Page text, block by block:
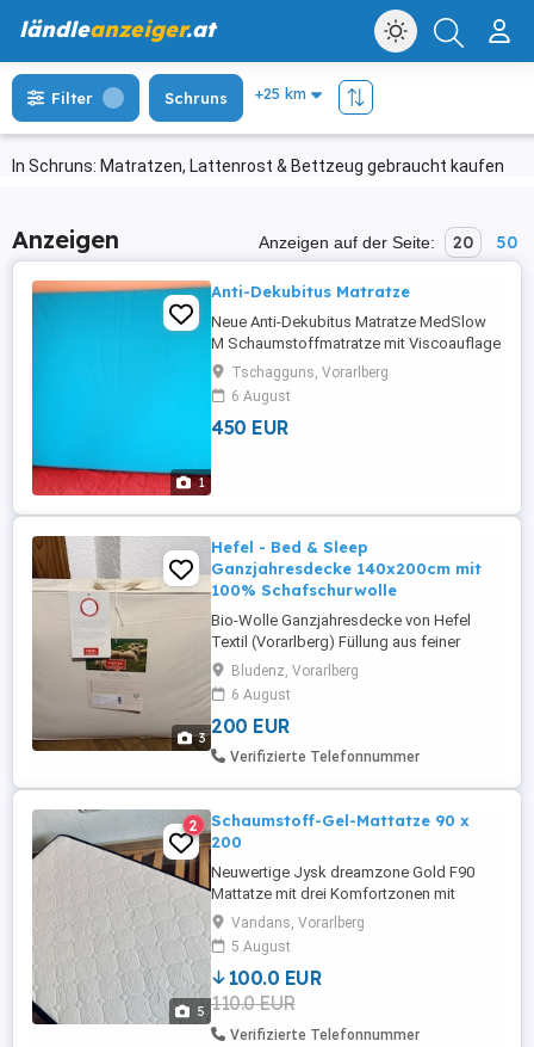
ländleanzeiger.at
In Schruns: Matratzen, Lattenrost & Bettzeug gebraucht kaufen
Filter Schruns
Anzeigen Anzeigen auf der Seite: 20 50
1
Anti-Dekubitus Matratze
Neue Anti-Dekubitus Matratze MedSlow
M Schaumstoffmatratze mit Viscoauflage
und Randzonenverstärkung, 200x90x13
bis Stadium Grad lll nach EPUAP inkl. Bi-
Inkontinenzbezug Made in Austria
Neupreis EUR 737.-
Tschagguns, Vorarlberg
6 August
450 EUR
3
Hefel - Bed & Sleep
Ganzjahresdecke 140x200cm mit
100% Schafschurwolle
Bio-Wolle Ganzjahresdecke von Hefel
Textil (Vorarlberg) Füllung aus feiner
Schafschurwolle Bio-Baumwolle-Gewebe
Hohe Selbstreinigungskraft dank Lanolin
Atmungsaktiv und bauschig Warm und
anschmiegsam Größe: 140x200cm
Originalverpackt Originalpreis 270 Euro
zwei ...
Bludenz, Vorarlberg
6 August
200 EUR
Verifizierte Telefonnummer
5
2
Schaumstoff-Gel-Mattatze 90 x
200
Neuwertige Jysk dreamzone Gold F90
Mattatze mit drei Komfortzonen mit
unterschiedlichen Schaumstoffarten. 200
cm mal 90 cm, Höhe 22 cm. Artikel in top
Zustand - Lrediglich 3 Nächte verwendet..
Mittlerer Härtegrad für Gäste oder
Jugendzimmer.
Vandans, Vorarlberg
5 August
100.0 EUR
110.0 EUR
Verifizierte Telefonnummer